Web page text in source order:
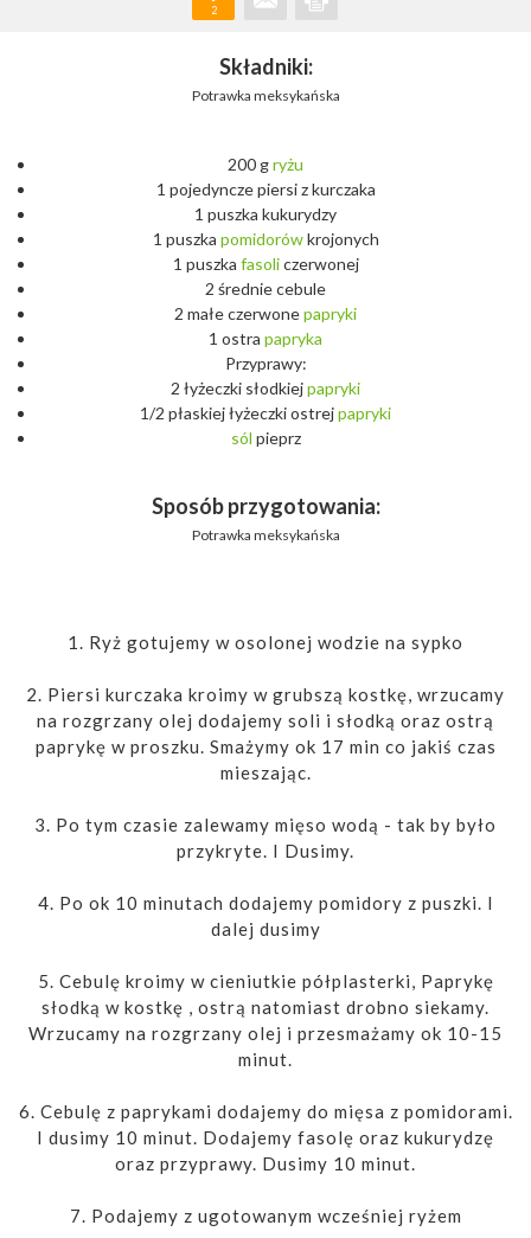
2
Składniki:
Potrawka meksykańska
200 gryżu
1 pojedyncze piersi z kurczaka
1 puszka kukurydzy
1 puszka pomidorówkrojonych
1 puszka fasoliczerwonej
2 średnie cebule
2 małe czerwonepapryki
1 ostra papryka
Przyprawy:
2 łyżeczki słodkiejpapryki
1/2 płaskiej łyżeczki ostrejpapryki
sól pieprz
Sposób przygotowania:
Potrawka meksykańska
1. Ryż gotujemy w osolonej wodzie na sypko
2. Piersi kurczaka kroimy w grubszą kostkę, wrzucamy
na rozgrzany olej dodajemy soli i słodką oraz ostrą
paprykę w proszku. Smażymy ok 17 min co jakiś czas
mieszając.
3. Po tym czasie zalewamy mięso wodą - tak by było
przykryte. I Dusimy.
4. Po ok 10 minutach dodajemy pomidory z puszki. I
dalej dusimy
5. Cebulę kroimy w cieniutkie półplasterki, Paprykę
słodką w kostkę , ostrą natomiast drobno siekamy.
Wrzucamy na rozgrzany olej i przesmażamy ok 10-15
minut.
6. Cebulę z paprykami dodajemy do mięsa z pomidorami.
I dusimy 10 minut. Dodajemy fasolę oraz kukurydzę
oraz przyprawy. Dusimy 10 minut.
7. Podajemy z ugotowanym wcześniej ryżem